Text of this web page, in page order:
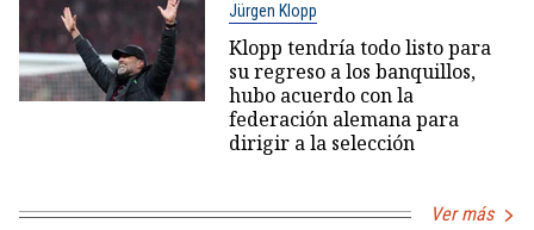
Jürgen Klopp
Klopp tendría todo listo para
su regreso a los banquillos,
hubo acuerdo con la
federación alemana para
dirigir a la selección
Ver más